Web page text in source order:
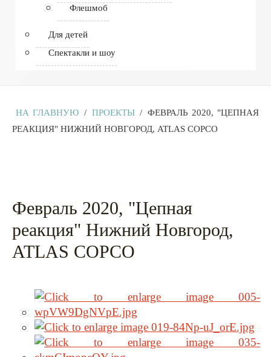
Флешмоб
Для детей
Спектакли и шоу
НА ГЛАВНУЮ / ПРОЕКТЫ / ФЕВРАЛЬ 2020, "ЦЕПНАЯ
РЕАКЦИЯ" НИЖНИЙ НОВГОРОД, ATLAS COPCO
Февраль 2020, "Цепная
реакция" Нижний Новгород,
ATLAS COPCO